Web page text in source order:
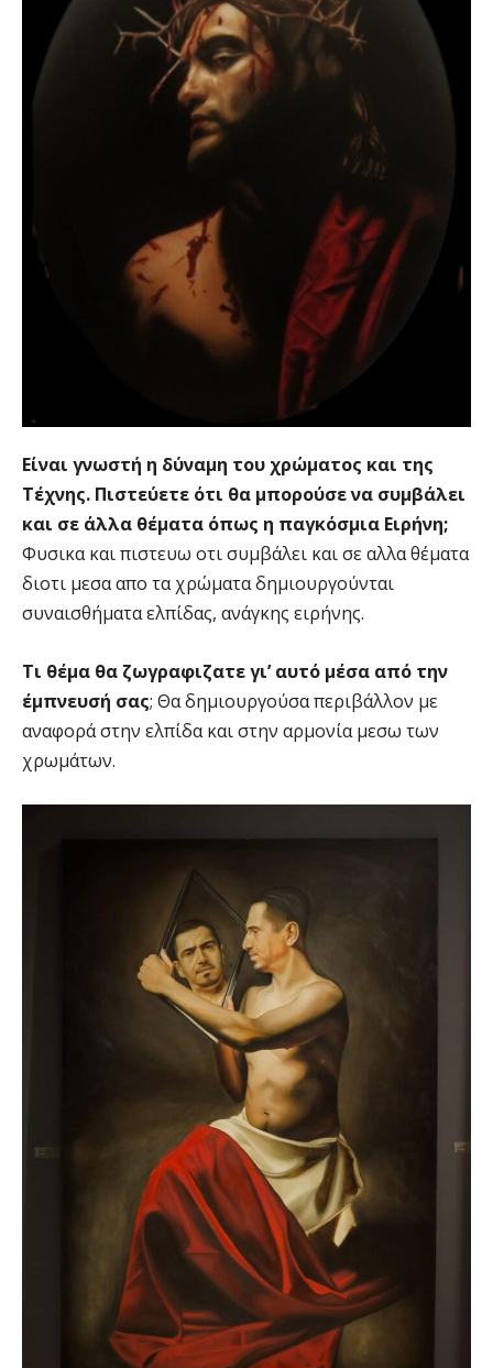
Είναι γνωστή η δύναμη του χρώματος και της
Τέχνης. Πιστεύετε ότι θα μπορούσε να συμβάλει
και σε άλλα θέματα όπως η παγκόσμια Ειρήνη;
Φυσικα και πιστευω οτι συμβάλει και σε αλλα θέματα
διοτι μεσα απο τα χρώματα δημιουργούνται
συναισθήματα ελπίδας, ανάγκης ειρήνης.
Τι θέμα θα ζωγραφιζατε γι’ αυτό μέσα από την
έμπνευσή σας; Θα δημιουργούσα περιβάλλον με
αναφορά στην ελπίδα και στην αρμονία μεσω των
χρωμάτων.